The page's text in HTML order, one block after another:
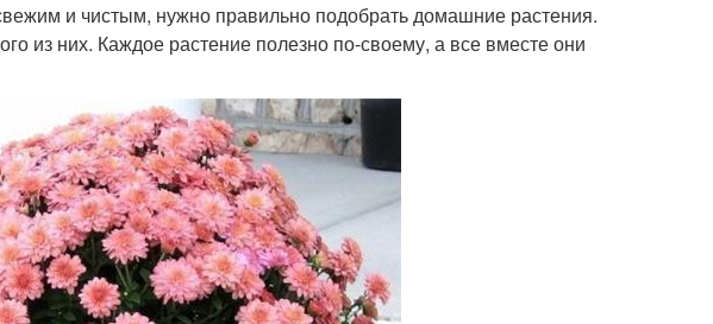
и чистым, нужно правильно подобрать домашние растения.
из них. Каждое растение полезно по-своему, а все вместе они